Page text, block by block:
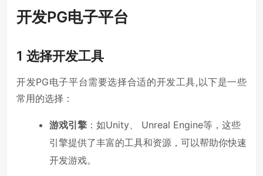
开发PG电子平台
1 选择开发工具
开发PG电子平台需要选择合适的开发工具,以下是一些
常用的选择：
游戏引擎 ：如Unity、 Unreal Engine等，这些
引擎提供了丰富的工具和资源，可以帮助你快速
开发游戏。